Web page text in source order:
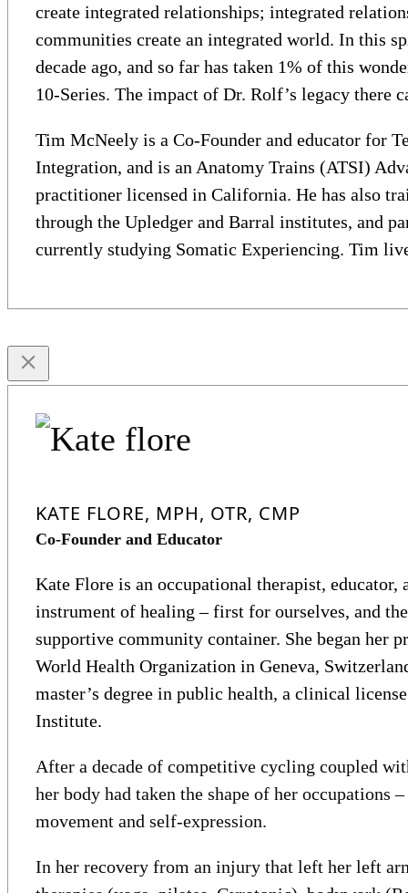
create integrated relationships; integrated
communities create an integrated world. In this
decade ago, and so far has taken 1% of this
10-Series. The impact of Dr. Rolf’s legacy there
Tim McNeely is a Co-Founder and educator for
Integration, and is an Anatomy Trains (ATSI)
practitioner licensed in California. He has also
through the Upledger and Barral institutes, and
currently studying Somatic Experiencing. Tim
KATE FLORE, MPH, OTR, CMP
Co-Founder and Educator
Kate Flore is an occupational therapist,
instrument of healing – first for ourselves, and
supportive community container. She began her
World Health Organization in Geneva,
master’s degree in public health, a clinical
Institute.
After a decade of competitive cycling coupled
her body had taken the shape of her
movement and self-expression.
In her recovery from an injury that left her left